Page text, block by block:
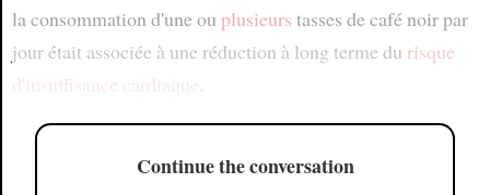
la consommation d'une ou plusieurs tasses de café noir par
jour était associée à une réduction à long terme du risque
d'insuffisance cardiaque
Continue the conversation